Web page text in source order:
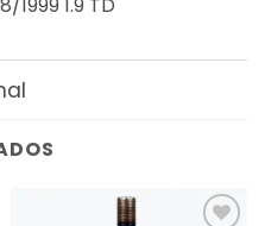
1999 1.9 TD